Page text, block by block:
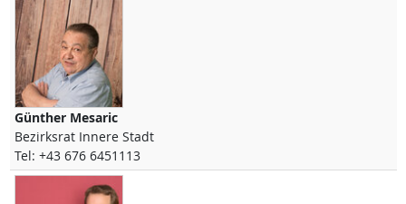
Günther Mesaric
Bezirksrat Innere Stadt
Tel: +43 676 6451113